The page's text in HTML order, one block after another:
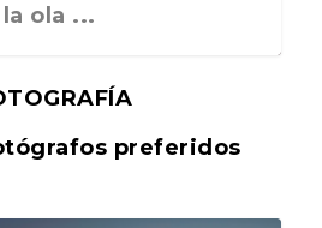
ola ...
preferidos